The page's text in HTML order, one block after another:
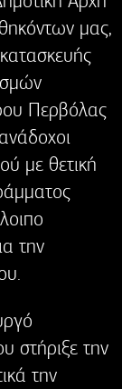
μας,
Περβόλας
με θετική
την
στήριξε την
την